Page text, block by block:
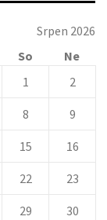
Srpen 2026
So
Ne
1
2
8 9
15 16
22 23
29 30